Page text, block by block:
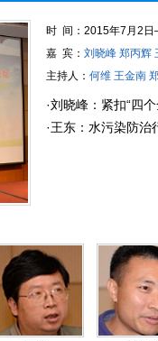
时 间：2015年7月2
嘉 宾： 刘晓峰 郑丙辉
主持人： 何维 王金南
·刘晓峰：紧扣“四
文明制度体系
·王东：水污染防治